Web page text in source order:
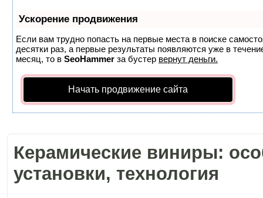
Ускорение продвижения
Если вам трудно попасть на первые места в поиске
десятки раз, а первые результаты появляются уже в
месяц, то в SeoHammer за бустер вернут деньги.
Начать продвижение сайта
Керамические виниры:
установки, технология